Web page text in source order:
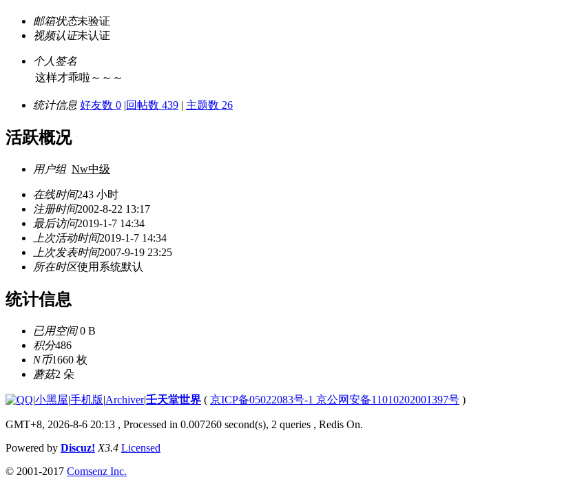
邮箱状态未验证
视频认证未认证
个人签名
这样才乖啦～～～
统计信息 好友数 0 |回帖数 439 | 主题数 26
活跃概况
用户组 Nw中级
在线时间243 小时
注册时间2002-8-22 13:17
最后访问2019-1-7 14:34
上次活动时间2019-1-7 14:34
上次发表时间2007-9-19 23:25
所在时区使用系统默认
统计信息
已用空间0 B
积分486
N币1660 枚
蘑菇2 朵
|小黑屋|手机版|Archiver|壬天堂世界 ( 京ICP备05022083号-1 京公网安备11010202001397号 )
GMT+8, 2026-8-6 20:13 , Processed in 0.007260 second(s), 2 queries , Redis On.
Powered by Discuz! X3.4 Licensed
© 2001-2017 Comsenz Inc.